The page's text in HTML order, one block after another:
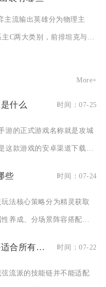
主流输出英雄分为物理主
C两大类别，前排坦克与功
More+
什么 时间：07-25
游的正式游戏名称就是攻城
这款游戏的安卓渠道下载平
些 时间：07-24
玩法核心策略分为精灵获取
养成、分场景阵容搭配、
在影之刃3中魔琴技能链是否适合所有玩家使用 时间：07-22
流派的技能链并不能适配